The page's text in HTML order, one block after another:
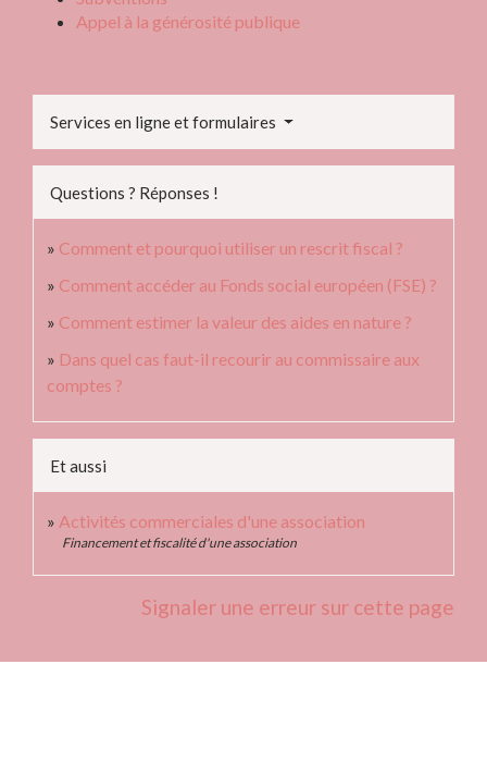
Appel à la générosité publique
Services en ligne et formulaires
Questions ? Réponses !
Comment et pourquoi utiliser un rescrit fiscal ?
Comment accéder au Fonds social européen (FSE) ?
Comment estimer la valeur des aides en nature ?
Dans quel cas faut-il recourir au commissaire aux
comptes ?
Et aussi
Activités commerciales d'une association
Financement et fiscalité d'une association
Signaler une erreur sur cette page